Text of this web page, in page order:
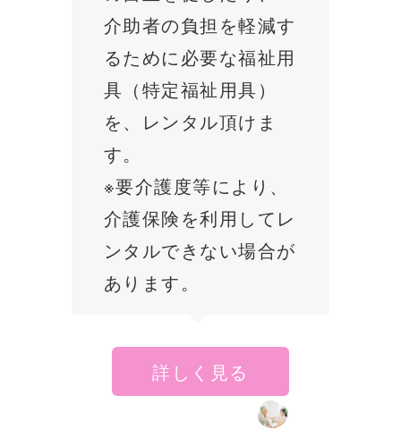
介助者の負担を軽減す
るために必要な福祉用
具（特定福祉用具）
を、レンタル頂けま
す。
※要介護度等により、
介護保険を利用してレ
ンタルできない場合が
あります。
詳しく見る